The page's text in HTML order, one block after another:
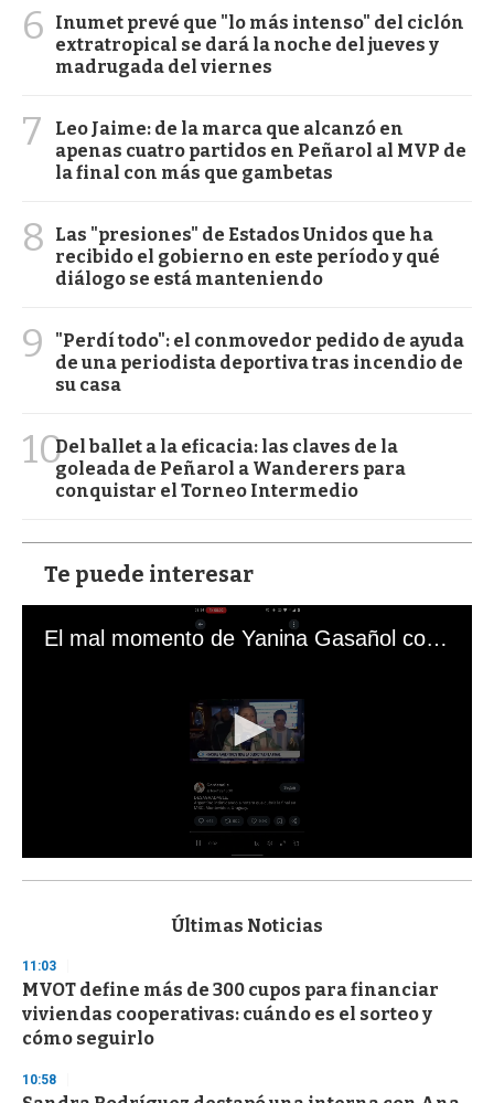
6
Inumet prevé que "lo más intenso" del ciclón
extratropical se dará la noche del jueves y
madrugada del viernes
7
Leo Jaime: de la marca que alcanzó en
apenas cuatro partidos en Peñarol al MVP de
la final con más que gambetas
8
Las "presiones" de Estados Unidos que ha
recibido el gobierno en este período y qué
diálogo se está manteniendo
9
"Perdí todo": el conmovedor pedido de ayuda
de una periodista deportiva tras incendio de
su casa
10Del ballet a la eficacia: las claves de la
goleada de Peñarol a Wanderers para
conquistar el Torneo Intermedio
Te puede interesar
El mal momento de Yanina Gasañol con un hincha argentino en "Subrayado"
s
d
s
o
f
3
s
e
Últimas Noticias
11:03
MVOT define más de 300 cupos para financiar
viviendas cooperativas: cuándo es el sorteo y
cómo seguirlo
10:58